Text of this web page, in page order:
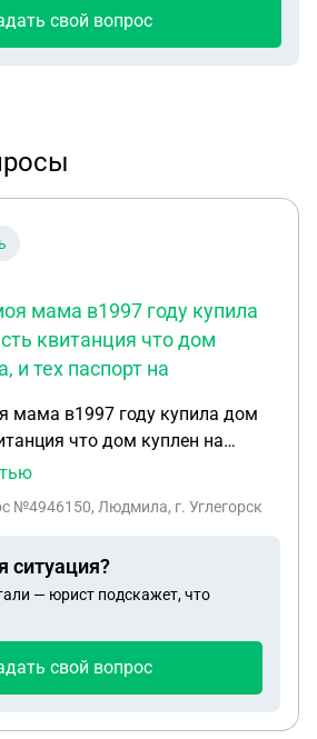
свой вопрос
мама в1997 году купила
квитанция что дом
и тех паспорт на
мама в1997 году купила дом
что дом куплен на
на дом .могу ли я сейчас этот
нигде.я прожила в этом
№4946150, Людмила, г. Углегорск
ситуация?
— юрист подскажет, что
свой вопрос